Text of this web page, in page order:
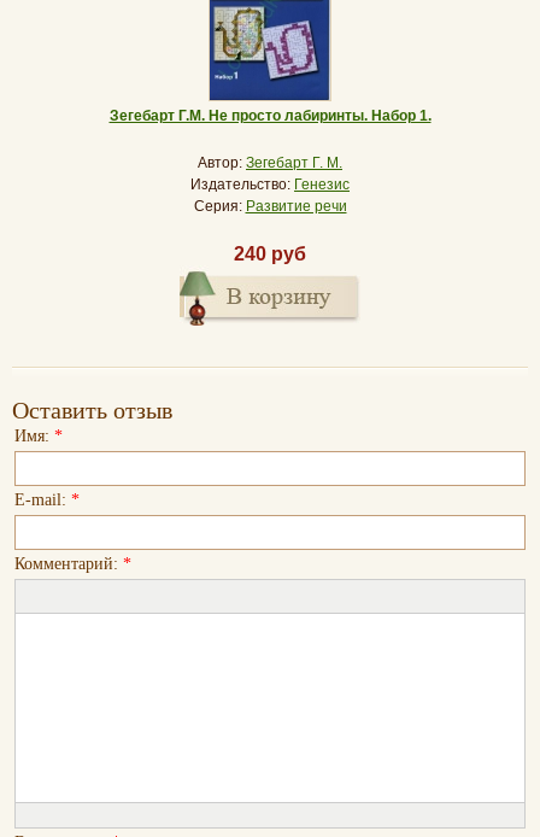
Зегебарт Г.М. Не просто лабиринты. Набор 1.
Автор: Зегебарт Г. М.
Издательство: Генезис
Серия: Развитие речи
240 руб
Оставить отзыв
Имя: *
E-mail: *
Комментарий: *